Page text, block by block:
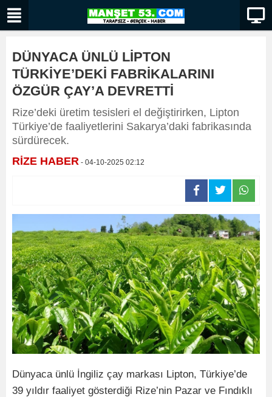
DÜNYACA ÜNLÜ LİPTON
TÜRKİYE’DEKİ FABRİKALARINI
ÖZGÜR ÇAY’A DEVRETTİ
Rize’deki üretim tesisleri el değiştirirken, Lipton
Türkiye’de faaliyetlerini Sakarya’daki fabrikasında
sürdürecek.
RİZE HABER - 04-10-2025 02:12
Dünyaca ünlü İngiliz çay markası Lipton, Türkiye’de
39 yıldır faaliyet gösterdiği Rize’nin Pazar ve Fındıklı